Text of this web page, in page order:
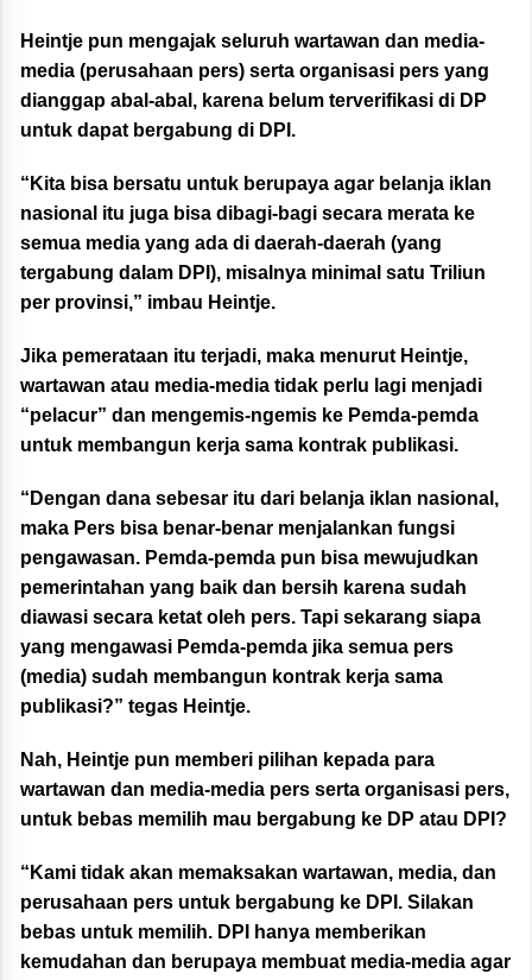
Heintje pun mengajak seluruh wartawan dan media-
media (perusahaan pers) serta organisasi pers yang
dianggap abal-abal, karena belum terverifikasi di DP
untuk dapat bergabung di DPI.
“Kita bisa bersatu untuk berupaya agar belanja iklan
nasional itu juga bisa dibagi-bagi secara merata ke
semua media yang ada di daerah-daerah (yang
tergabung dalam DPI), misalnya minimal satu Triliun
per provinsi,” imbau Heintje.
Jika pemerataan itu terjadi, maka menurut Heintje,
wartawan atau media-media tidak perlu lagi menjadi
“pelacur” dan mengemis-ngemis ke Pemda-pemda
untuk membangun kerja sama kontrak publikasi.
“Dengan dana sebesar itu dari belanja iklan nasional,
maka Pers bisa benar-benar menjalankan fungsi
pengawasan. Pemda-pemda pun bisa mewujudkan
pemerintahan yang baik dan bersih karena sudah
diawasi secara ketat oleh pers. Tapi sekarang siapa
yang mengawasi Pemda-pemda jika semua pers
(media) sudah membangun kontrak kerja sama
publikasi?” tegas Heintje.
Nah, Heintje pun memberi pilihan kepada para
wartawan dan media-media pers serta organisasi pers,
untuk bebas memilih mau bergabung ke DP atau DPI?
“Kami tidak akan memaksakan wartawan, media, dan
perusahaan pers untuk bergabung ke DPI. Silakan
bebas untuk memilih. DPI hanya memberikan
kemudahan dan berupaya membuat media-media agar